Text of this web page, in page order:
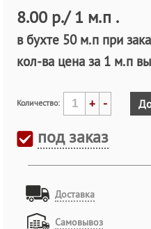
8.00 р./ 1 м.п .
в бухте 50 м.п при
кол-ва цена за 1 м.п
Количество: + -
под заказ
Доставка
Самовывоз